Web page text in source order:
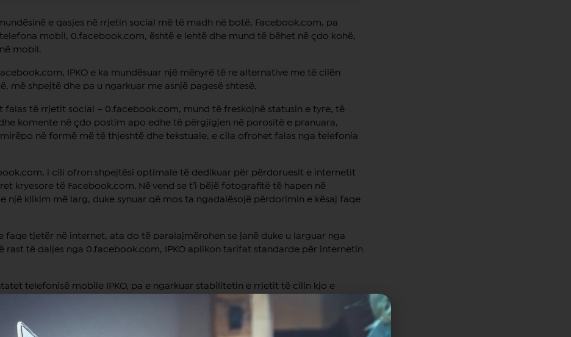
e qasjes në rrjetin social më të madh në botë, Facebook.com, pa
mobil, 0.facebook.com, është e lehtë dhe mund të bëhet në çdo kohë,
mobil.
IPKO e ka mundësuar një mënyrë të re alternative me të cilën
më shpejtë dhe pa u ngarkuar me asnjë pagesë shtesë.
të rrjetit social – 0.facebook.com, mund të freskojnë statusin e tyre, të
komente në çdo postim apo edhe të përgjigjen në porositë e pranuara,
në formë më të thjeshtë dhe tekstuale, e cila ofrohet falas nga telefonia
i cili ofron shpejtësi optimale të dedikuar për përdoruesit e internetit
kryesore të Facebook.com. Në vend se t’i bëjë fotografitë të hapen në
një klikim më larg, duke synuar që mos ta ngadalësojë përdorimin e kësaj faqe
faqe tjetër në internet, ata do të paralajmërohen se janë duke u larguar nga
rast të daljes nga 0.facebook.com, IPKO aplikon tarifat standarde për internetin
telefonisë mobile IPKO, pa e ngarkuar stabilitetin e rrjetit të cilin kjo e
Facebook nga telefonat e tyre mobil, brenda një muaji. Facebook.com